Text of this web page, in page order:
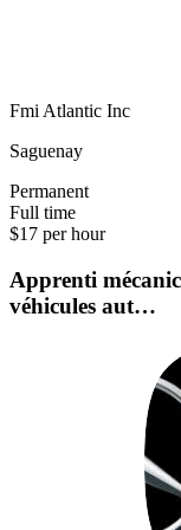
Fmi Atlantic Inc
Saguenay
Permanent
Full time
$17 per hour
Apprenti
véhicules aut…